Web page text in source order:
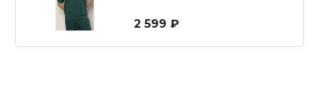
2 599 ₽